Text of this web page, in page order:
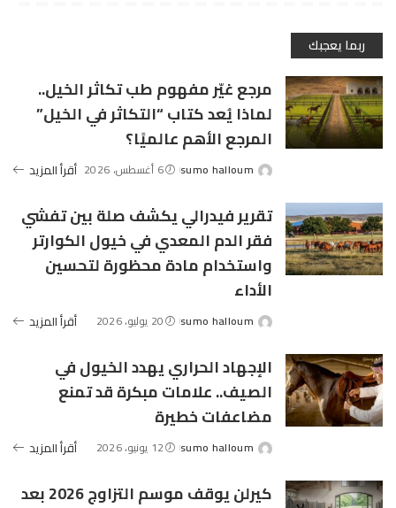
ربما يعجبك
مرجع غيّر مفهوم طب تكاثر الخيل..
لماذا يُعد كتاب “التكاثر في الخيل”
المرجع الأهم عالميًا؟
Posted
sumo halloum 6 أغسطس، 2026 أقرأ المزيد
تقرير فيدرالي يكشف صلة بين تفشي
فقر الدم المعدي في خيول الكوارتر
واستخدام مادة محظورة لتحسين
الأداء
Posted
sumo halloum 20 يوليو، 2026 أقرأ المزيد
الإجهاد الحراري يهدد الخيول في
الصيف.. علامات مبكرة قد تمنع
مضاعفات خطيرة
Posted
sumo halloum 12 يونيو، 2026 أقرأ المزيد
كيرلن يوقف موسم التزاوج 2026 بعد